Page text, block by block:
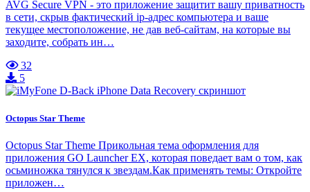
AVG Secure VPN - это приложение защитит вашу приватность
в сети, скрыв фактический ip-адрес компьютера и ваше
текущее местоположение, не дав веб-сайтам, на которые вы
заходите, собрать ин…
32
5
Octopus Star Theme
Octopus Star Theme Прикольная тема оформления для
приложения GO Launcher EX, которая поведает вам о том, как
осьминожка тянулся к звездам.Как применять темы: Откройте
приложен…